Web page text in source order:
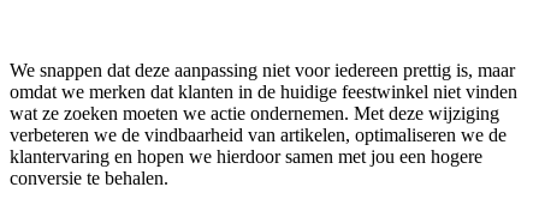
We snappen dat deze aanpassing niet voor iedereen prettig is, maar
omdat we merken dat klanten in de huidige feestwinkel niet vinden
wat ze zoeken moeten we actie ondernemen. Met deze wijziging
verbeteren we de vindbaarheid van artikelen, optimaliseren we de
klantervaring en hopen we hierdoor samen met jou een hogere
conversie te behalen.